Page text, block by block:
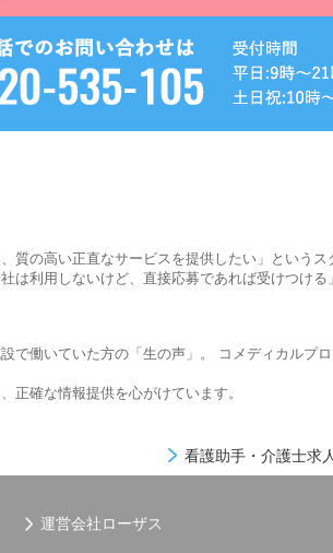
質の高い正直なサービスを提供したい」という
は利用しないけど、直接応募であれば受けつけ
で働いていた方の「生の声」。 コメディカルプ
正確な情報提供を心がけています。
看護助手・介護士求
運営会社ローザス